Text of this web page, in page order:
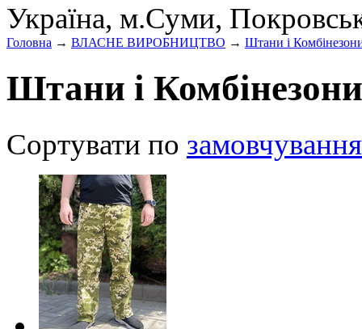
Україна, м.Суми,
Головна → ВЛАСНЕ ВИРОБНИЦТВО → Штани і
Штани і Комбінезони
Сортувати по замовчування